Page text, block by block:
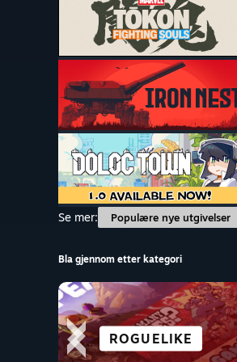
Se mer:
Populære nye utgivelser
Bla gjennom etter kategori
ROGUELIKE
HJERNETRIM
VIRTUELL
VIRKELIGHET
SKREKK